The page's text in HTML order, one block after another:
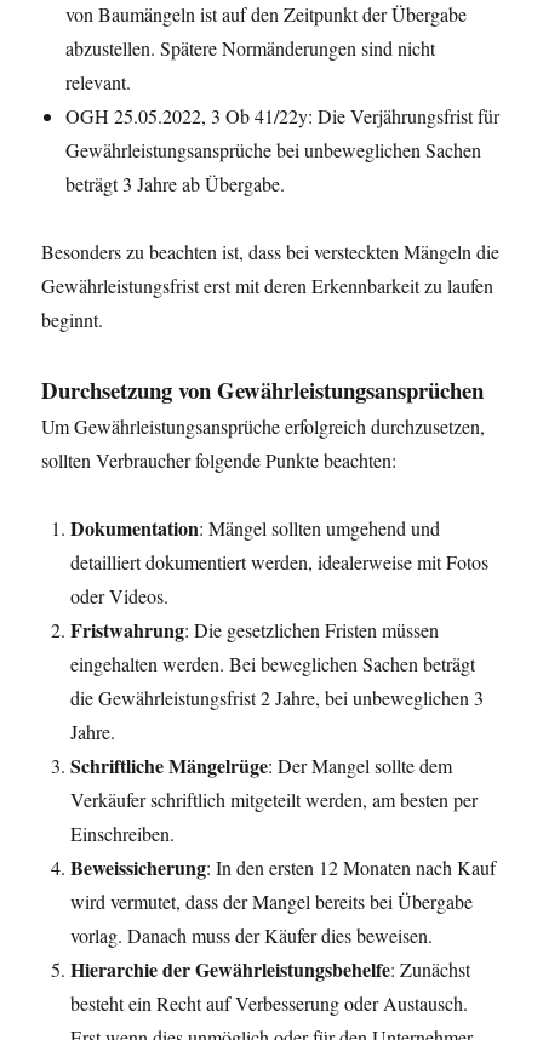
von Baumängeln ist auf den Zeitpunkt der Übergabe
abzustellen. Spätere Normänderungen sind nicht
relevant.
OGH 25.05.2022, 3 Ob 41/22y: Die Verjährungsfrist für
Gewährleistungsansprüche bei unbeweglichen Sachen
beträgt 3 Jahre ab Übergabe.
Besonders zu beachten ist, dass bei versteckten Mängeln die
Gewährleistungsfrist erst mit deren Erkennbarkeit zu laufen
beginnt.
Durchsetzung von Gewährleistungsansprüchen
Um Gewährleistungsansprüche erfolgreich durchzusetzen,
sollten Verbraucher folgende Punkte beachten:
Dokumentation: Mängel sollten umgehend und
detailliert dokumentiert werden, idealerweise mit Fotos
oder Videos.
Fristwahrung: Die gesetzlichen Fristen müssen
eingehalten werden. Bei beweglichen Sachen beträgt
die Gewährleistungsfrist 2 Jahre, bei unbeweglichen 3
Jahre.
Schriftliche Mängelrüge: Der Mangel sollte dem
Verkäufer schriftlich mitgeteilt werden, am besten per
Einschreiben.
Beweissicherung: In den ersten 12 Monaten nach Kauf
wird vermutet, dass der Mangel bereits bei Übergabe
vorlag. Danach muss der Käufer dies beweisen.
Hierarchie der Gewährleistungsbehelfe: Zunächst
besteht ein Recht auf Verbesserung oder Austausch.